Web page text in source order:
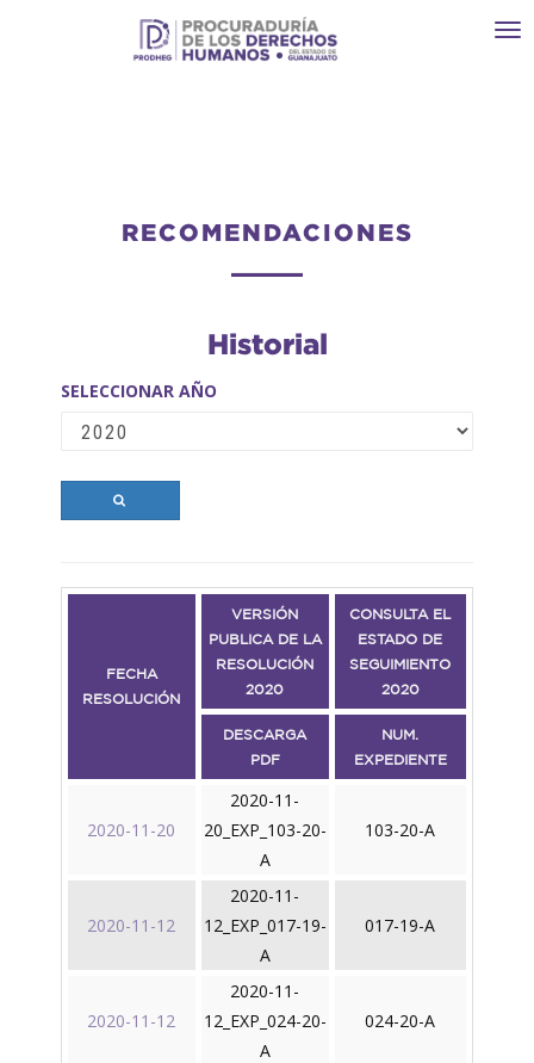
RECOMENDACIONES
Historial
SELECCIONAR AÑO
FECHA
RESOLUCIÓN
VERSIÓN
PUBLICA DE LA
RESOLUCIÓN
2020
CONSULTA EL
ESTADO DE
SEGUIMIENTO
2020
DESCARGA
PDF
NUM.
EXPEDIENTE
2020-11-20
2020-11-
20_EXP_103-20-
A
103-20-A
2020-11-12
2020-11-
12_EXP_017-19-
A
017-19-A
2020-11-12
2020-11-
12_EXP_024-20-
A
024-20-A